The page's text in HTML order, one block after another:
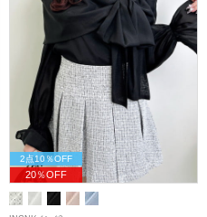
2点10％OFF
20％OFF